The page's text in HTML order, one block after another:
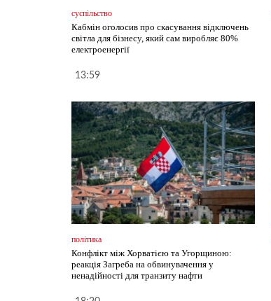
суспільство
Кабмін оголосив про скасування відключень
світла для бізнесу, який сам виробляє 80%
електроенергії
13:59
політика
Конфлікт між Хорватією та Угорщиною:
реакція Загреба на обвинувачення у
ненадійності для транзиту нафти